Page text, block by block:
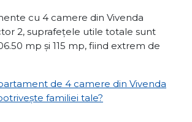
cu 4 camere din Vivenda
2, suprafețele utile totale sunt
mp și 115 mp, fiind extrem de
de 4 camere din Vivenda
familiei tale?